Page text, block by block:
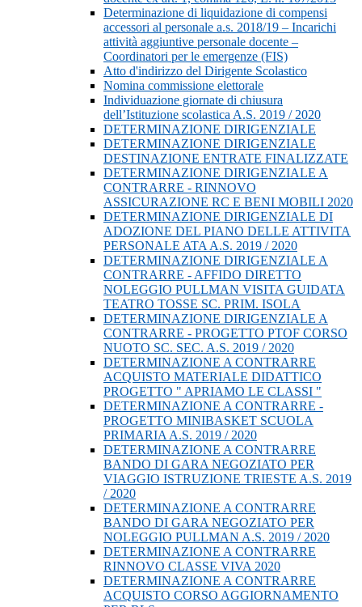
Determinazione di liquidazione di compensi
accessori al personale a.s. 2018/19 – Incarichi
attività aggiuntive personale docente –
Coordinatori per le emergenze (FIS)
Atto d'indirizzo del Dirigente Scolastico
Nomina commissione elettorale
Individuazione giornate di chiusura
dell’Istituzione scolastica A.S. 2019 / 2020
DETERMINAZIONE DIRIGENZIALE
DETERMINAZIONE DIRIGENZIALE
DESTINAZIONE ENTRATE FINALIZZATE
DETERMINAZIONE DIRIGENZIALE A
CONTRARRE - RINNOVO
ASSICURAZIONE RC E BENI MOBILI 2020
DETERMINAZIONE DIRIGENZIALE DI
ADOZIONE DEL PIANO DELLE ATTIVITA
PERSONALE ATA A.S. 2019 / 2020
DETERMINAZIONE DIRIGENZIALE A
CONTRARRE - AFFIDO DIRETTO
NOLEGGIO PULLMAN VISITA GUIDATA
TEATRO TOSSE SC. PRIM. ISOLA
DETERMINAZIONE DIRIGENZIALE A
CONTRARRE - PROGETTO PTOF CORSO
NUOTO SC. SEC. A.S. 2019 / 2020
DETERMINAZIONE A CONTRARRE
ACQUISTO MATERIALE DIDATTICO
PROGETTO " APRIAMO LE CLASSI "
DETERMINAZIONE A CONTRARRE -
PROGETTO MINIBASKET SCUOLA
PRIMARIA A.S. 2019 / 2020
DETERMINAZIONE A CONTRARRE
BANDO DI GARA NEGOZIATO PER
VIAGGIO ISTRUZIONE TRIESTE A.S. 2019
/ 2020
DETERMINAZIONE A CONTRARRE
BANDO DI GARA NEGOZIATO PER
NOLEGGIO PULLMAN A.S. 2019 / 2020
DETERMINAZIONE A CONTRARRE
RINNOVO CLASSE VIVA 2020
DETERMINAZIONE A CONTRARRE
ACQUISTO CORSO AGGIORNAMENTO